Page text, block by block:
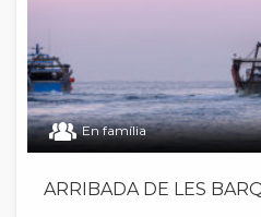
En família
ARRIBADA DE LES